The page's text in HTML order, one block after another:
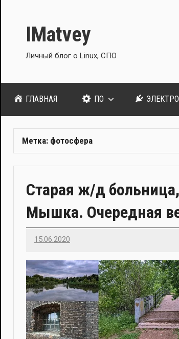
содержимому
IMatvey
Личный блог о Linux, СПО
ГЛАВНАЯ ПО
Метка: фотосфера
Старая ж/д
Мышка. Очередная
15.06.2020